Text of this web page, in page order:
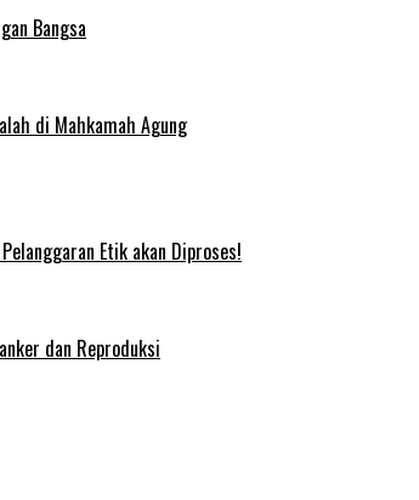
Bangsa
di Mahkamah Agung
Etik akan Diproses!
dan Reproduksi